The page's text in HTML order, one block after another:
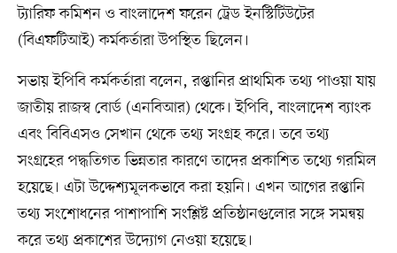
ট্যারিফ কমিশন ও বাংলাদেশ ফরেন ট্রেড ইনস্টিটিউটের
(বিএফটিআই) কর্মকর্তারা উপস্থিত ছিলেন।
সভায় ইপিবি কর্মকর্তারা বলেন, রপ্তানির প্রাথমিক তথ্য পাওয়া যায়
জাতীয় রাজস্ব বোর্ড (এনবিআর) থেকে। ইপিবি, বাংলাদেশ ব্যাংক
এবং বিবিএসও সেখান থেকে তথ্য সংগ্রহ করে। তবে তথ্য
সংগ্রহের পদ্ধতিগত ভিন্নতার কারণে তাদের প্রকাশিত তথ্যে গরমিল
হয়েছে। এটা উদ্দেশ্যমূলকভাবে করা হয়নি। এখন আগের রপ্তানি
তথ্য সংশোধনের পাশাপাশি সংশ্লিষ্ট প্রতিষ্ঠানগুলোর সঙ্গে সমন্বয়
করে তথ্য প্রকাশের উদ্যোগ নেওয়া হয়েছে।